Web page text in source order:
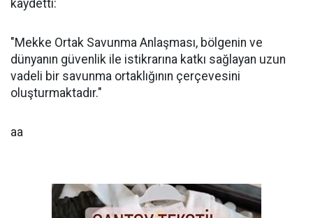
kaydetti:
"Mekke Ortak Savunma Anlaşması, bölgenin ve
dünyanın güvenlik ile istikrarına katkı sağlayan uzun
vadeli bir savunma ortaklığının çerçevesini
oluşturmaktadır."
aa